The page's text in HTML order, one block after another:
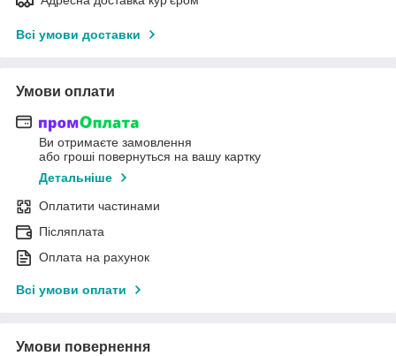
Всі умови доставки
Умови оплати
Ви отримаєте замовлення
або гроші повернуться на вашу картку
Детальніше
Оплатити частинами
Післяплата
Оплата на рахунок
Всі умови оплати
Умови повернення